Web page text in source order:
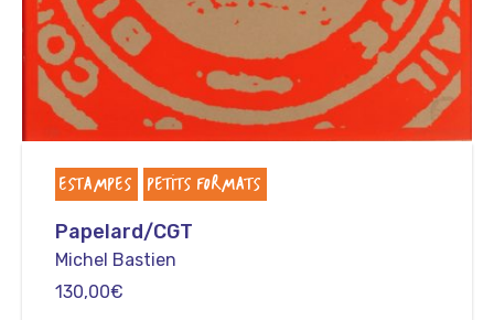
ESTAMPES PETITS FORMATS
Papelard/CGT
Michel Bastien
130,00€